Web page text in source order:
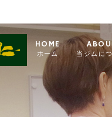
HOME
ホーム 当ジムに